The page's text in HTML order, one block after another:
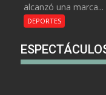
alcanzó una marca...
DEPORTES